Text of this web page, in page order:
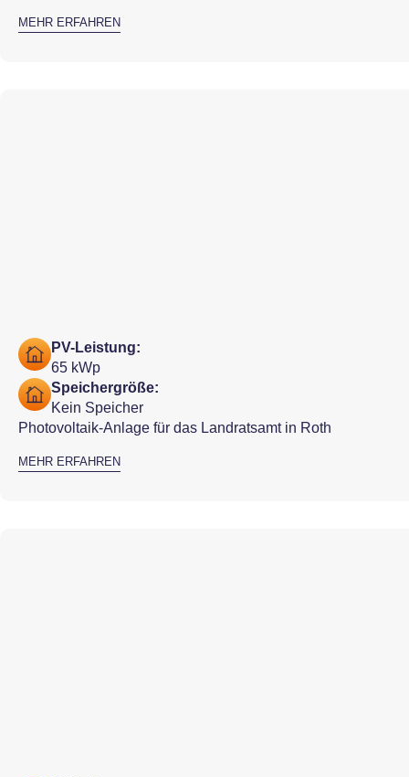
MEHR ERFAHREN
PV-Leistung:
65 kWp
Speichergröße:
Kein Speicher
Photovoltaik-Anlage für das Landratsamt in Roth
MEHR ERFAHREN